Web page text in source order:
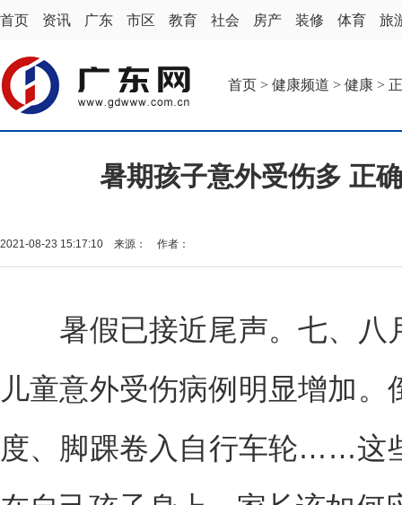
首页 资讯 广东 市区 教育 社会 房产 装修 体育 旅
首页 > 健康频道 > 健康 >
暑期孩子意外受伤多 正
2021-08-23 15:17:10 来源： 作者：
暑假已接近尾声。七、八
儿童意外受伤病例明显增加
度、脚踝卷入自行车轮……这